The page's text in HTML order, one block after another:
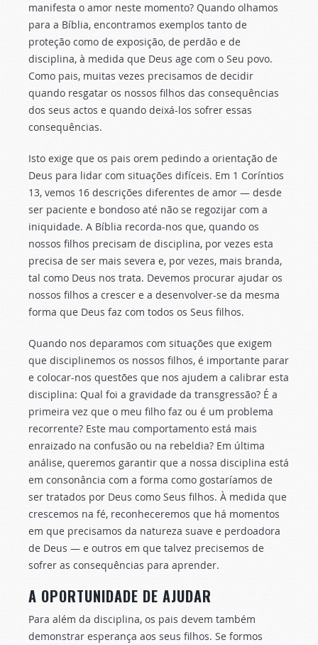
manifesta o amor neste momento? Quando olhamos
para a Bíblia, encontramos exemplos tanto de
proteção como de exposição, de perdão e de
disciplina, à medida que Deus age com o Seu povo.
Como pais, muitas vezes precisamos de decidir
quando resgatar os nossos filhos das consequências
dos seus actos e quando deixá-los sofrer essas
consequências.
Isto exige que os pais orem pedindo a orientação de
Deus para lidar com situações difíceis. Em 1 Coríntios
13, vemos 16 descrições diferentes de amor — desde
ser paciente e bondoso até não se regozijar com a
iniquidade. A Bíblia recorda-nos que, quando os
nossos filhos precisam de disciplina, por vezes esta
precisa de ser mais severa e, por vezes, mais branda,
tal como Deus nos trata. Devemos procurar ajudar os
nossos filhos a crescer e a desenvolver-se da mesma
forma que Deus faz com todos os Seus filhos.
Quando nos deparamos com situações que exigem
que disciplinemos os nossos filhos, é importante parar
e colocar-nos questões que nos ajudem a calibrar esta
disciplina: Qual foi a gravidade da transgressão? É a
primeira vez que o meu filho faz ou é um problema
recorrente? Este mau comportamento está mais
enraizado na confusão ou na rebeldia? Em última
análise, queremos garantir que a nossa disciplina está
em consonância com a forma como gostaríamos de
ser tratados por Deus como Seus filhos. À medida que
crescemos na fé, reconheceremos que há momentos
em que precisamos da natureza suave e perdoadora
de Deus — e outros em que talvez precisemos de
sofrer as consequências para aprender.
A OPORTUNIDADE DE AJUDAR
Para além da disciplina, os pais devem também
demonstrar esperança aos seus filhos. Se formos